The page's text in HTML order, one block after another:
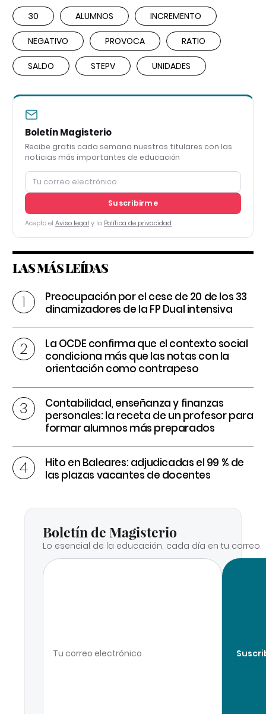
30 ALUMNOS INCREMENTO
NEGATIVO PROVOCA RATIO
SALDO STEPV UNIDADES
Boletín Magisterio
Recibe gratis cada semana nuestros titulares con las
noticias más importantes de educación
Suscribirme
Acepto el Aviso legal y la Política de privacidad
LAS MÁS LEÍDAS
Preocupación por el cese de 20 de los 33
dinamizadores de la FP Dual intensiva
La OCDE confirma que el contexto social
condiciona más que las notas con la
orientación como contrapeso
Contabilidad, enseñanza y finanzas
personales: la receta de un profesor para
formar alumnos más preparados
Hito en Baleares: adjudicadas el 99 % de
las plazas vacantes de docentes
Boletín de Magisterio
Lo esencial de la educación, cada día en tu correo.